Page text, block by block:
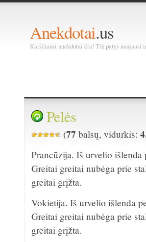
Anekdotai.us
Karščiausi anekdotai čia! Tik patys naujausi
Pelės
(77 balsų, vidurkis:
Prancūzija. Iš urvelio
Greitai greitai nubėga prie
greitai grįžta.
Vokietija. Iš urvelio išlenda
Greitai greitai nubėga prie
greitai grįžta.